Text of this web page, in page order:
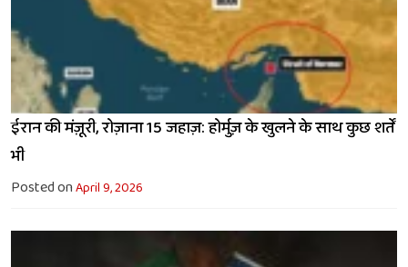
ईरान की मंज़ूरी, रोज़ाना 15 जहाज़: होर्मुज़ के खुलने के साथ कुछ शर्तें
भी
Posted onApril 9, 2026